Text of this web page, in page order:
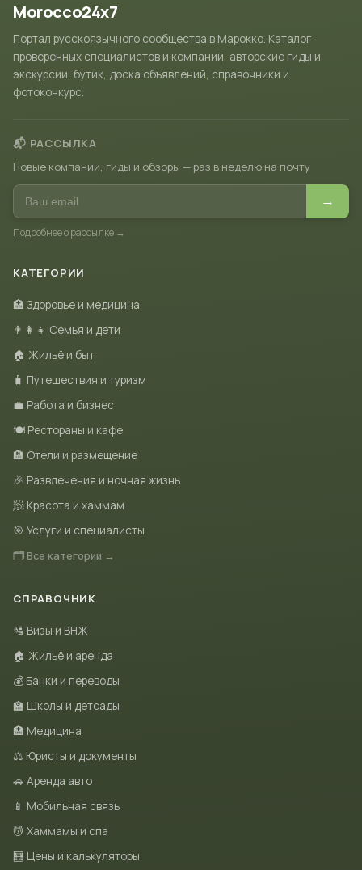
Morocco24x7
Портал русскоязычного сообщества в Марокко. Каталог
проверенных специалистов и компаний, авторские гиды и
экскурсии, бутик, доска объявлений, справочники и
фотоконкурс.
📬 РАССЫЛКА
Новые компании, гиды и обзоры — раз в неделю на почту
→
Подробнее о рассылке →
КАТЕГОРИИ
🏥 Здоровье и медицина
👨‍👩‍👧 Семья и дети
🏠 Жильё и быт
🧳 Путешествия и туризм
💼 Работа и бизнес
🍽 Рестораны и кафе
🏨 Отели и размещение
🎉 Развлечения и ночная жизнь
🧖 Красота и хаммам
🎯 Услуги и специалисты
🗂 Все категории →
СПРАВОЧНИК
🛂 Визы и ВНЖ
🏠 Жильё и аренда
💰 Банки и переводы
🏫 Школы и детсады
🏥 Медицина
⚖️ Юристы и документы
🚗 Аренда авто
📱 Мобильная связь
💆 Хаммамы и спа
🧮 Цены и калькуляторы